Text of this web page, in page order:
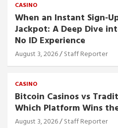
CASINO
When an Instant
Jackpot: A Deep Dive
No ID Experience
August 3, 2026 Staff Reporter
CASINO
Bitcoin Casinos vs
Which Platform Wins
August 3, 2026 Staff Reporter